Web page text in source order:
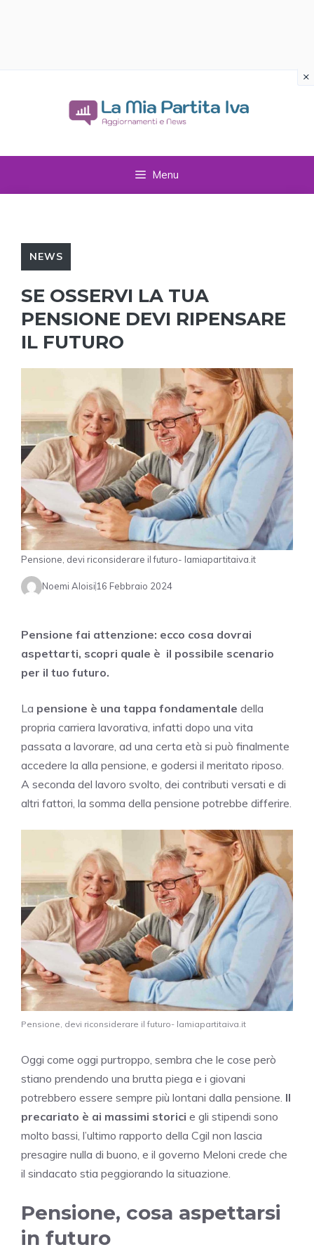
Menu
NEWS
SE OSSERVI LA TUA
PENSIONE DEVI RIPENSARE
IL FUTURO
Pensione, devi riconsiderare il futuro- lamiapartitaiva.it
Noemi Aloisi 16 Febbraio 2024
Pensione fai attenzione: ecco cosa dovrai
aspettarti, scopri quale è il possibile scenario
per il tuo futuro.
La pensione è una tappa fondamentale della
propria carriera lavorativa, infatti dopo una vita
passata a lavorare, ad una certa età si può finalmente
accedere la alla pensione, e godersi il meritato riposo.
A seconda del lavoro svolto, dei contributi versati e di
altri fattori, la somma della pensione potrebbe differire.
Pensione, devi riconsiderare il futuro- lamiapartitaiva.it
Oggi come oggi purtroppo, sembra che le cose però
stiano prendendo una brutta piega e i giovani
potrebbero essere sempre più lontani dalla pensione. Il
precariato è ai massimi storici e gli stipendi sono
molto bassi, l’ultimo rapporto della Cgil non lascia
presagire nulla di buono, e il governo Meloni crede che
il sindacato stia peggiorando la situazione.
Pensione, cosa aspettarsi
in futuro
×